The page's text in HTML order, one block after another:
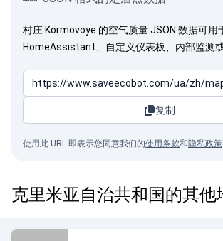
村庄 Kormovoye 的空气质量 JSON 数据可用
HomeAssistant、自定义仪表板、内部监测或
复制
使用此 URL 即表示您同意我们的使用条款和隐私政策
克里米亚自治共和国的其他